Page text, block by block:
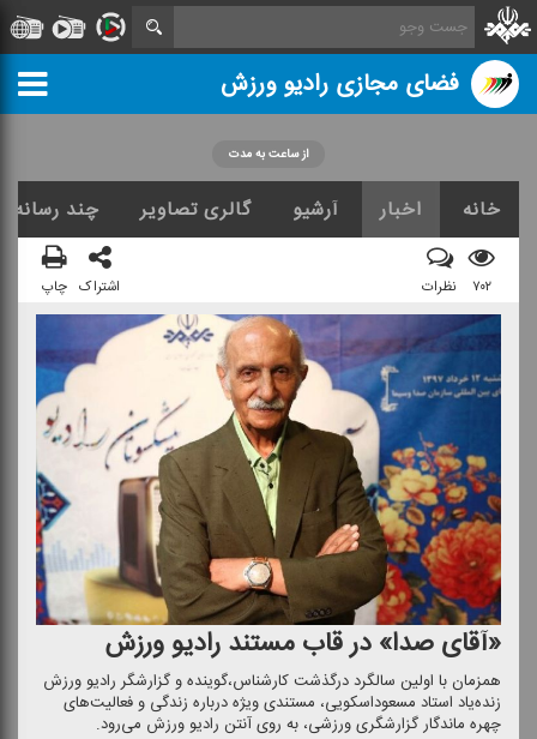
فضای مجازی رادیو ورزش
از ساعت به مدت
خانه اخبار آرشیو گالری تصاویر چند رسانه
۷۰۲ نظرات اشتراک چاپ
«آقای صدا» در قاب مستند رادیو ورزش
همزمان با اولین سالگرد درگذشت كارشناس،گوینده و گزارشگر رادیو ورزش
زنده‌یاد استاد مسعود‌اسكویی، مستندی ویژه درباره زندگی و فعالیت‌های
چهره ماندگار گزارشگری ورزشی، به روی آنتن رادیو ورزش می‌رود.